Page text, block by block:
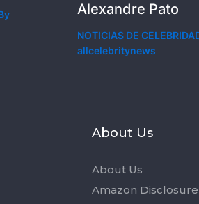
Alexandre Pato
NOTICIAS DE
allcelebritynews
About Us
About Us
Amazon Disclosure